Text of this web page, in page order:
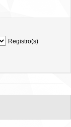
Registro(s)